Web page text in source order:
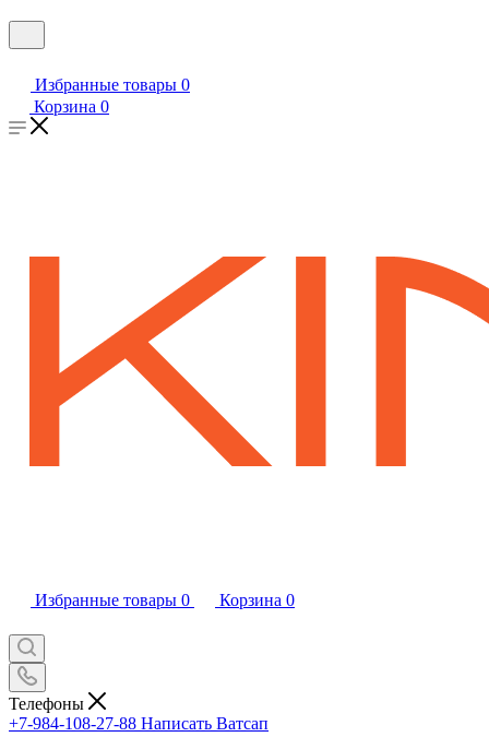
Избранные товары 0
Корзина 0
Избранные товары 0 Корзина 0
Телефоны
+7-984-108-27-88 Написать Ватсап